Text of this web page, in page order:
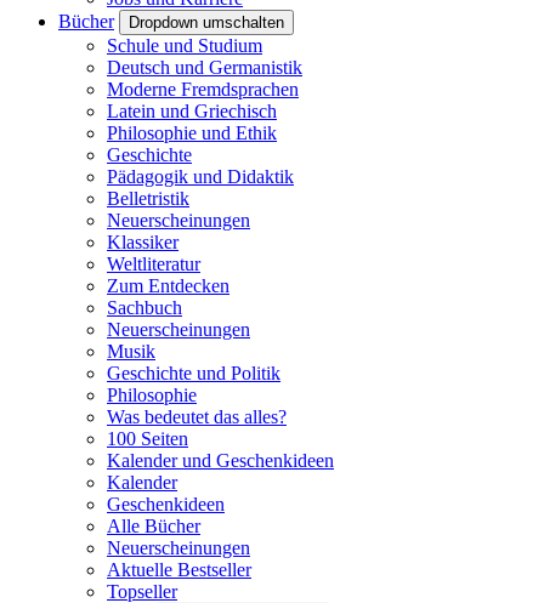
Bücher
Dropdown umschalten
Schule und Studium
Deutsch und Germanistik
Moderne Fremdsprachen
Latein und Griechisch
Philosophie und Ethik
Geschichte
Pädagogik und Didaktik
Belletristik
Neuerscheinungen
Klassiker
Weltliteratur
Zum Entdecken
Sachbuch
Neuerscheinungen
Musik
Geschichte und Politik
Philosophie
Was bedeutet das alles?
100 Seiten
Kalender und Geschenkideen
Kalender
Geschenkideen
Alle Bücher
Neuerscheinungen
Aktuelle Bestseller
Topseller